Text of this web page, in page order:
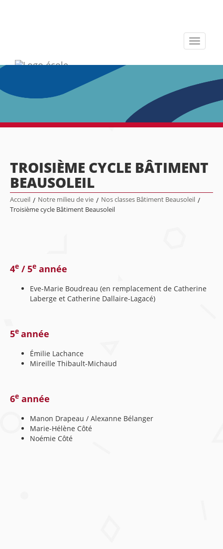
Toggle
TROISIÈME CYCLE BÂTIMENT
BEAUSOLEIL
Accueil / Notre milieu de vie / Nos classes Bâtiment Beausoleil /
Troisième cycle Bâtiment Beausoleil
4e / 5e année
Eve-Marie Boudreau (en remplacement de Catherine
Laberge et Catherine Dallaire-Lagacé)
5e année
Émilie Lachance
Mireille Thibault-Michaud
6e année
Manon Drapeau / Alexanne Bélanger
Marie-Hélène Côté
Noémie Côté